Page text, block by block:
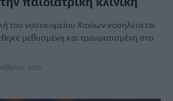
του νοσοκομείου Χανίων νοσηλεύεται
μεθυσμένη και τραυματισμένη στο
2025